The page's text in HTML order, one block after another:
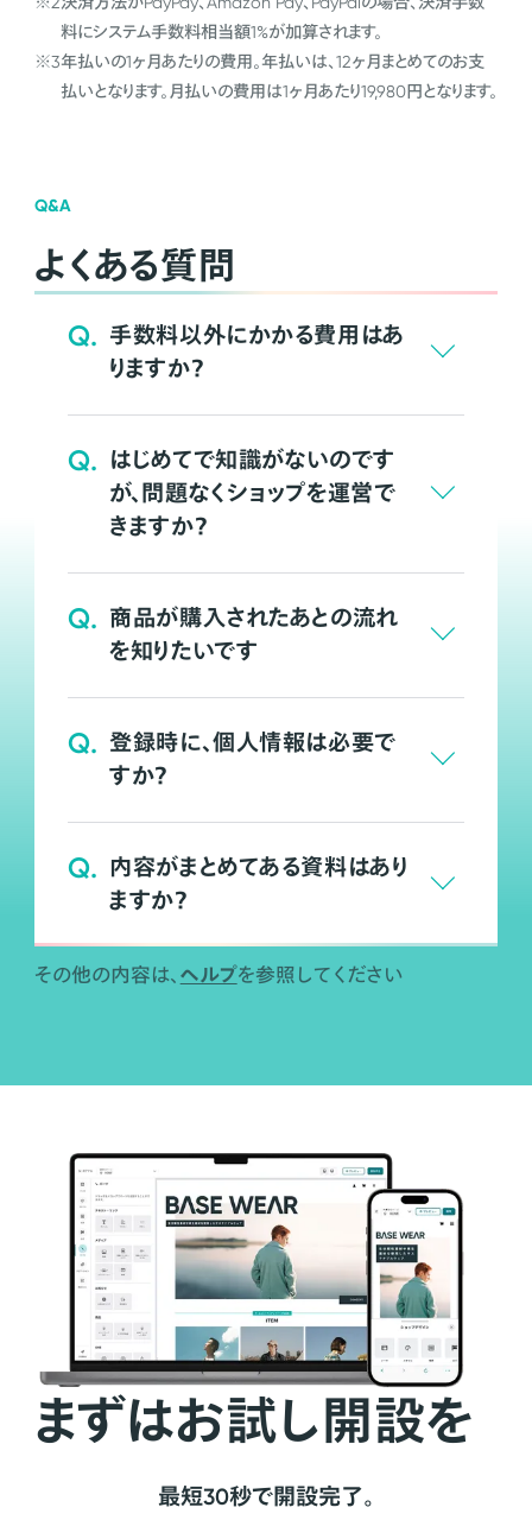
料にシステム手数料相当額1%が加算されます。
※3年払いの1ヶ月あたりの費用。年払いは、12ヶ月まとめてのお支
払いとなります。月払いの費用は1ヶ月あたり19,980円となります。
Q&A
よくある質問
Q. 手数料以外にかかる費用はあ
りますか？
Q. はじめてで知識がないのです
が、問題なくショップを運営で
きますか？
Q. 商品が購入されたあとの流れ
を知りたいです
Q. 登録時に、個人情報は必要で
すか？
Q. 内容がまとめてある資料はあり
ますか？
その他の内容は、 ヘルプを参照してください
まずはお試し開設を
最短30秒で開設完了。